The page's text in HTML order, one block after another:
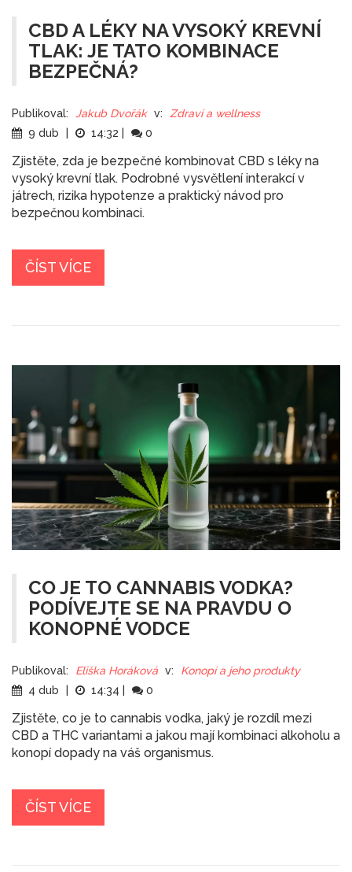
CBD A LÉKY NA VYSOKÝ KREVNÍ
TLAK: JE TATO KOMBINACE
BEZPEČNÁ?
Publikoval: Jakub Dvořák v:
Zdraví a wellness
9 dub
14:32 0
Zjistěte, zda je bezpečné kombinovat CBD s léky na
vysoký krevní tlak. Podrobné vysvětlení interakcí v
játrech, rizika hypotenze a praktický návod pro
bezpečnou kombinaci.
ČÍST VÍCE
CO JE TO CANNABIS VODKA?
PODÍVEJTE SE NA PRAVDU O
KONOPNÉ VODCE
Publikoval: Eliška Horáková v:
Konopí a jeho produkty
4 dub
14:34 0
Zjistěte, co je to cannabis vodka, jaký je rozdíl mezi
CBD a THC variantami a jakou mají kombinaci alkoholu a
konopí dopady na váš organismus.
ČÍST VÍCE